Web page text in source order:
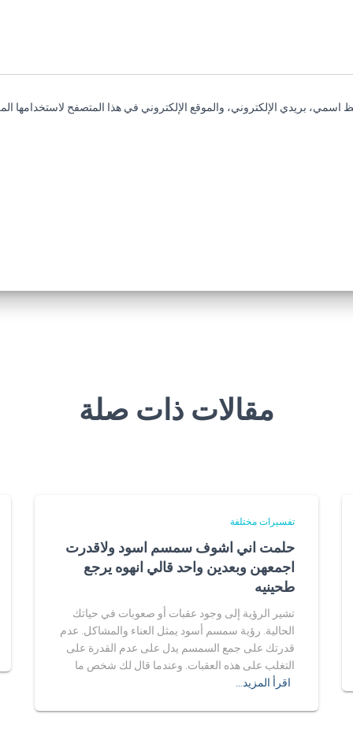
اسمي، بريدي الإلكتروني، والموقع الإلكتروني في هذا المتصفح لاستخدامها
مقالات ذات صلة
تفسيرات مختلفة
حلمت اني اشوف سمسم اسود ولاقدرت
اجمعهن وبعدين واحد قالي انهوه يرجع
طحينيه
تشير الرؤية إلى وجود عقبات أو صعوبات في حياتك
الحالية. رؤية سمسم أسود يمثل العناء والمشاكل. عدم
قدرتك على جمع السمسم يدل على عدم القدرة على
التغلب على هذه العقبات. وعندما قال لك شخص ما
اقرأ المزيد…